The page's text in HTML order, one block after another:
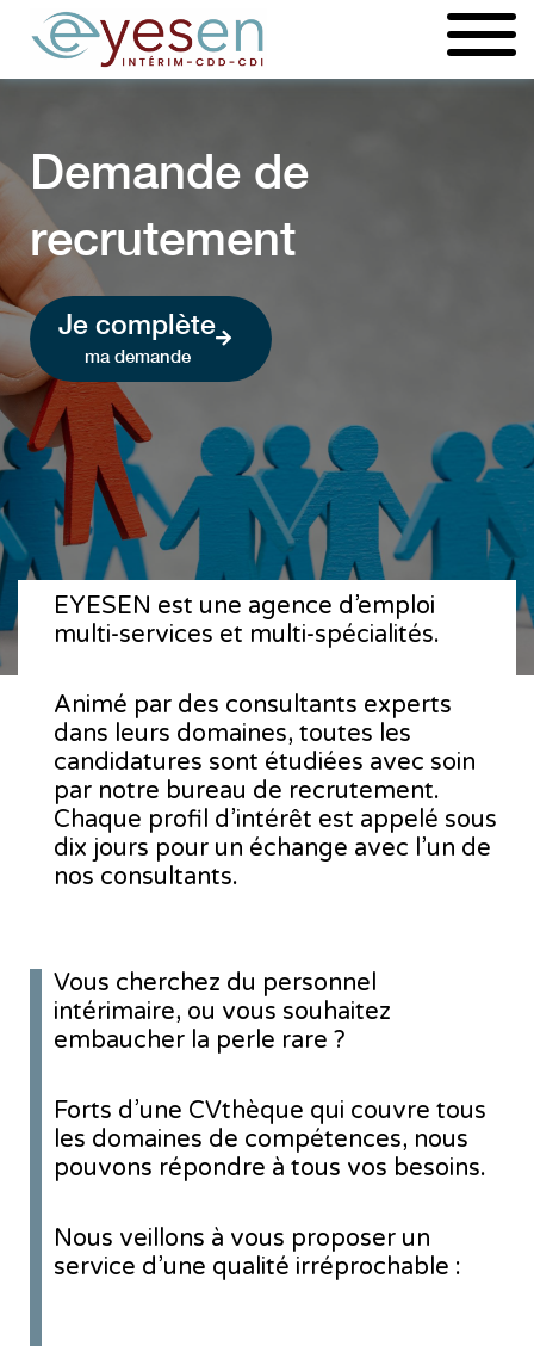
Aller
contenu
Demande de
recrutement
Je complète
ma demande
EYESEN est une agence d’emploi
multi-services et multi-spécialités.
Animé par des consultants experts
dans leurs domaines, toutes les
candidatures sont étudiées avec soin
par notre bureau de recrutement.
Chaque profil d’intérêt est appelé sous
dix jours pour un échange avec l’un de
nos consultants.
Vous cherchez du personnel
intérimaire, ou vous souhaitez
embaucher la perle rare ?
Forts d’une CVthèque qui couvre tous
les domaines de compétences, nous
pouvons répondre à tous vos besoins.
Nous veillons à vous proposer un
service d’une qualité irréprochable :